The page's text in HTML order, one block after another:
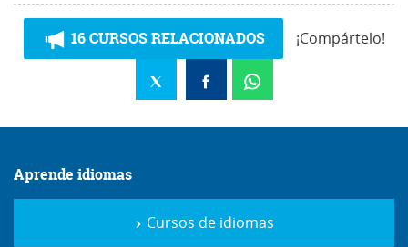
16 CURSOS RELACIONADOS ¡Compártelo!
Aprende idiomas
Cursos de idiomas